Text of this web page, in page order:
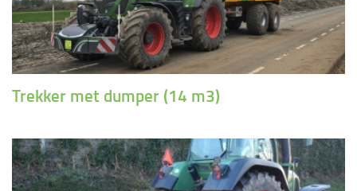
Trekker met dumper (14 m3)